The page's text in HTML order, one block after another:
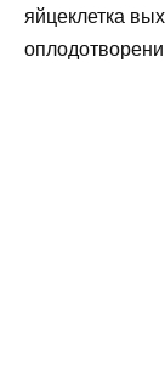
яйцеклетка